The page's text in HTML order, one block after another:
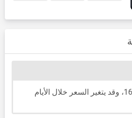
سعر BLU G93 هو €160، وقد يتغير السعر خلال الأيام